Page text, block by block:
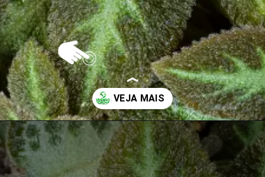
Opening https://vivendoagro.com.br/como-plantar-e-cuidar-da-planta-tapete-da-maneira-correra.html